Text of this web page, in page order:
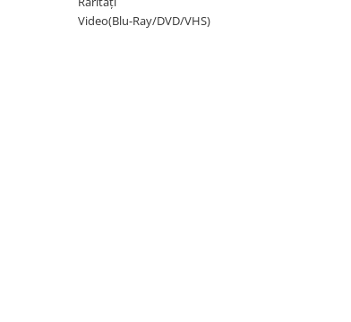
Video(Blu-Ray/DVD/VHS)